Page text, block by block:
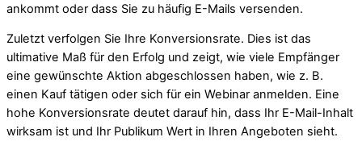
ankommt oder dass Sie zu häufig E-Mails versenden.
Zuletzt verfolgen Sie Ihre Konversionsrate. Dies ist das
ultimative Maß für den Erfolg und zeigt, wie viele Empfänger
eine gewünschte Aktion abgeschlossen haben, wie z. B.
einen Kauf tätigen oder sich für ein Webinar anmelden. Eine
hohe Konversionsrate deutet darauf hin, dass Ihr E-Mail-Inhalt
wirksam ist und Ihr Publikum Wert in Ihren Angeboten sieht.